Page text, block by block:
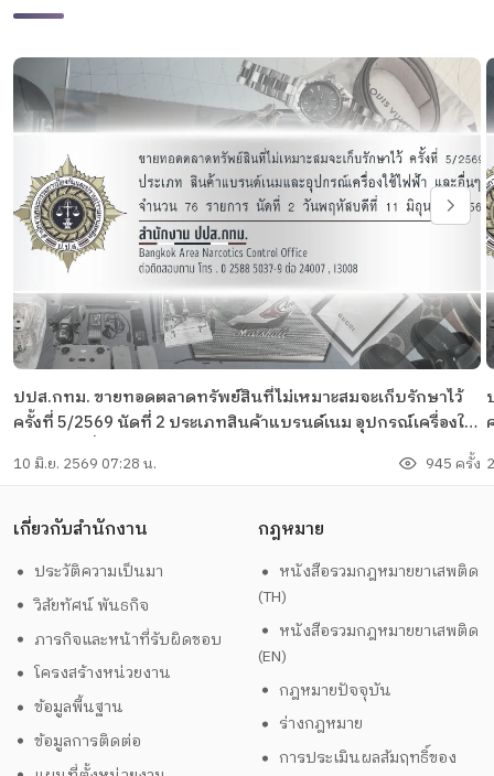
ปปส.กทม. ขายทอดตลาดทรัพย์สินที่ไม่เหมาะสมจะเก็บรักษาไว้
ครั้งที่ 5/2569 นัดที่ 2 ประเภทสินค้าแบรนด์เนม อุปกรณ์เครื่องใช้
10 มิ.ย. 2569 07:28 น. 945 ครั้ง
เกี่ยวกับสำนักงาน
ประวัติความเป็นมา
วิสัยทัศน์ พันธกิจ
ภารกิจและหน้าที่รับผิดชอบ
โครงสร้างหน่วยงาน
ข้อมูลพื้นฐาน
ข้อมูลการติดต่อ
กฎหมาย
หนังสือรวมกฎหมายยาเสพติด
(TH)
หนังสือรวมกฎหมายยาเสพติด
(EN)
กฎหมายปัจจุบัน
ร่างกฎหมาย
การประเมินผลสัมฤทธิ์ของ